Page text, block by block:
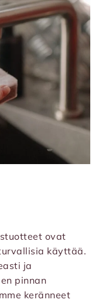
ovat
käyttää.
ja
pinnan
keränneet